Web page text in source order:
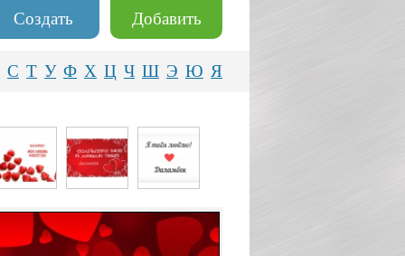
Добавить
Создать
С Т У Ф Х Ц Ч Ш Э Ю Я